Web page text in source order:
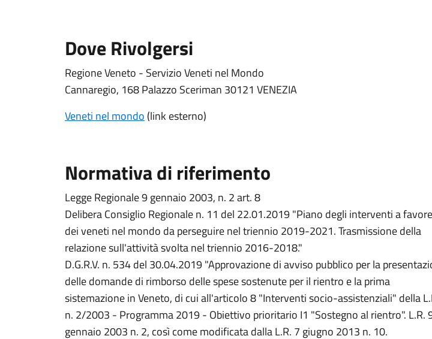
Dove Rivolgersi
Regione Veneto - Servizio Veneti nel Mondo
Cannaregio, 168 Palazzo Sceriman 30121 VENEZIA
Veneti nel mondo (link esterno)
Normativa di riferimento
Legge Regionale 9 gennaio 2003, n. 2 art. 8
Delibera Consiglio Regionale n. 11 del 22.01.2019 "Piano degli interventi a favore
dei veneti nel mondo da perseguire nel triennio 2019-2021. Trasmissione della
relazione sull'attività svolta nel triennio 2016-2018."
D.G.R.V. n. 534 del 30.04.2019 "Approvazione di avviso pubblico per la
delle domande di rimborso delle spese sostenute per il rientro e la prima
sistemazione in Veneto, di cui all'articolo 8 "Interventi socio-assistenziali" della
n. 2/2003 - Programma 2019 - Obiettivo prioritario I1 "Sostegno al rientro". L.R.
gennaio 2003 n. 2, così come modificata dalla L.R. 7 giugno 2013 n. 10.